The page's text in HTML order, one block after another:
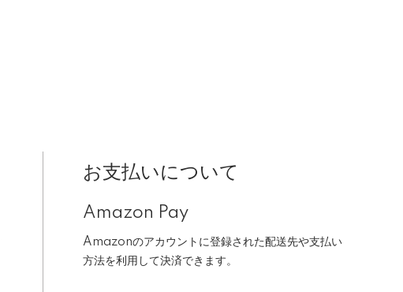
お支払いについて
Amazon Pay
Amazonのアカウントに登録された配送先や支払い
方法を利用して決済できます。